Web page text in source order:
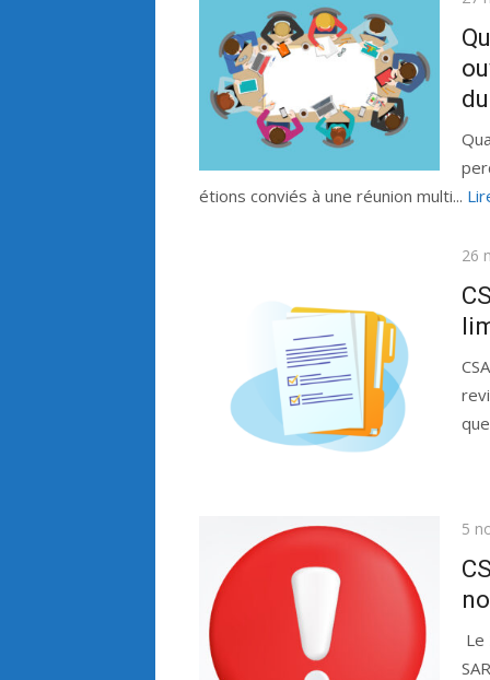
étions conviés à une réunion multi...
26
5
Le